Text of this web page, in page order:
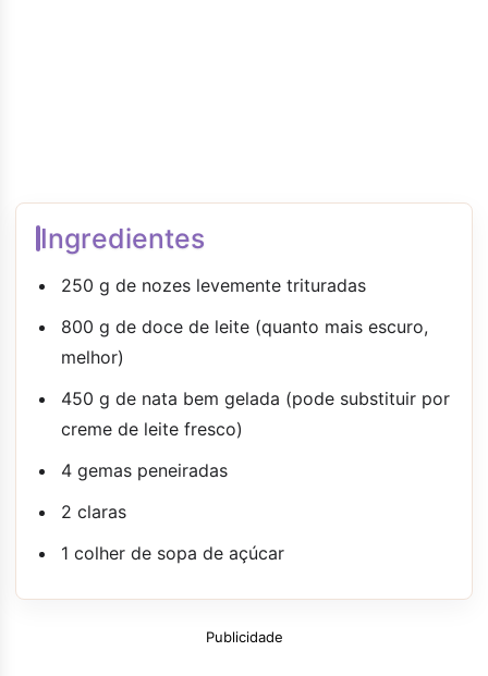
Ingredientes
250 g de nozes levemente trituradas
800 g de doce de leite (quanto mais escuro,
melhor)
450 g de nata bem gelada (pode substituir por
creme de leite fresco)
4 gemas peneiradas
2 claras
1 colher de sopa de açúcar
Publicidade